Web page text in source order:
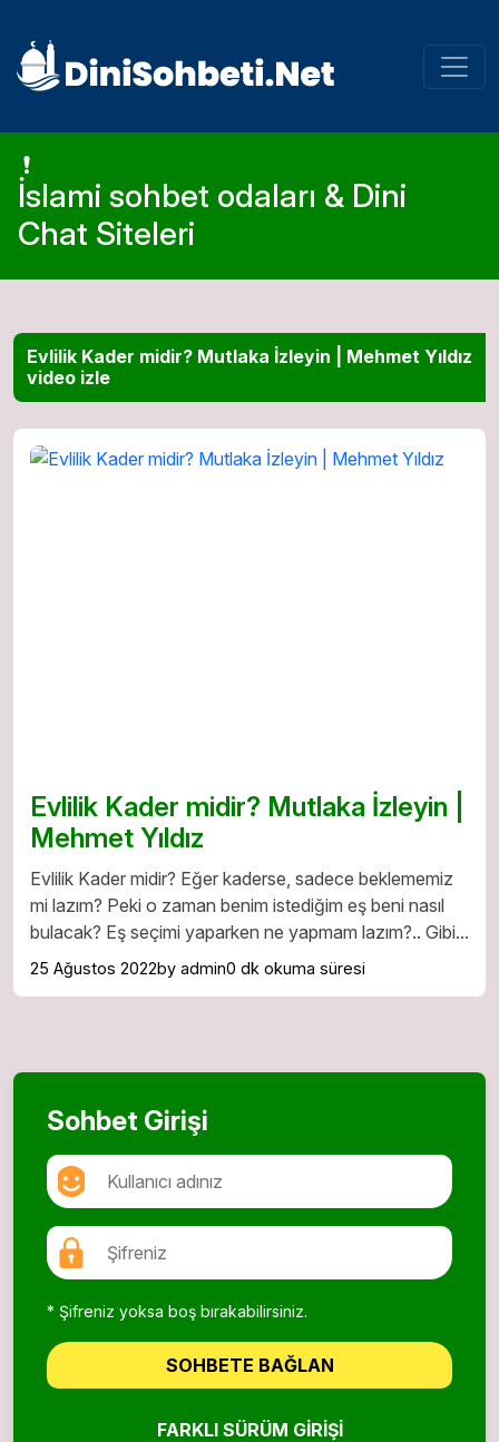
İslami sohbet odaları & Dini
Chat Siteleri
Evlilik Kader midir? Mutlaka İzleyin | Mehmet Yıldız
video izle
Evlilik Kader midir? Mutlaka İzleyin |
Mehmet Yıldız
Evlilik Kader midir? Eğer kaderse, sadece beklememiz
mi lazım? Peki o zaman benim istediğim eş beni nasıl
bulacak? Eş seçimi yaparken ne yapmam lazım?.. Gibi...
25 Ağustos 2022by admin0 dk okuma süresi
Sohbet Girişi
* Şifreniz yoksa boş bırakabilirsiniz.
SOHBETE BAĞLAN
FARKLI SÜRÜM GIRIŞI